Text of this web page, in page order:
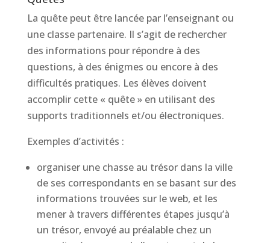
La quête peut être lancée par l’enseignant ou
une classe partenaire. Il s’agit de rechercher
des informations pour répondre à des
questions, à des énigmes ou encore à des
difficultés pratiques. Les élèves doivent
accomplir cette « quête » en utilisant des
supports traditionnels et/ou électroniques.
Exemples d’activités :
organiser une chasse au trésor dans la ville
de ses correspondants en se basant sur des
informations trouvées sur le web, et les
mener à travers différentes étapes jusqu’à
un trésor, envoyé au préalable chez un